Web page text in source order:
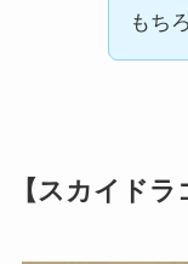
もち
【スカイド